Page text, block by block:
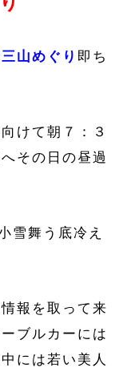
山めぐり 即ち
けて朝７：３
その日の昼過
雪舞う底冷え
報を取って来
ブルカーには
には若い美人